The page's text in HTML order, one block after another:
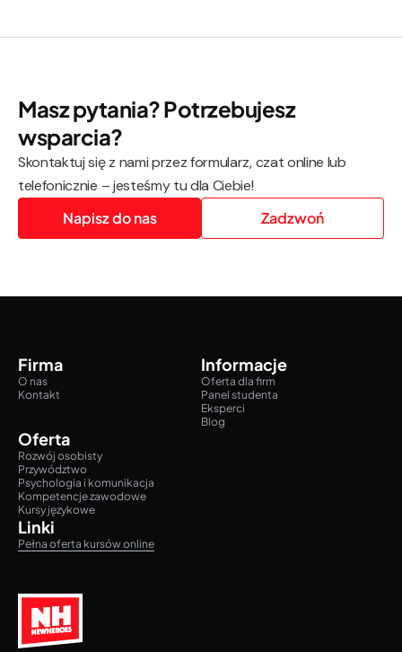
Masz pytania? Potrzebujesz
wsparcia?
Skontaktuj się z nami przez formularz, czat online lub
telefonicznie – jesteśmy tu dla Ciebie!
Napisz do nas
Zadzwoń
Firma
O nas
Kontakt
Informacje
Oferta dla firm
Panel studenta
Eksperci
Blog
Oferta
Rozwój osobisty
Przywództwo
Psychologia i komunikacja
Kompetencje zawodowe
Kursy językowe
Linki
Pełna oferta kursów online